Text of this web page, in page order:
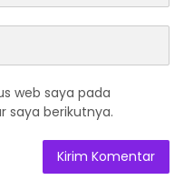
web saya pada
saya berikutnya.